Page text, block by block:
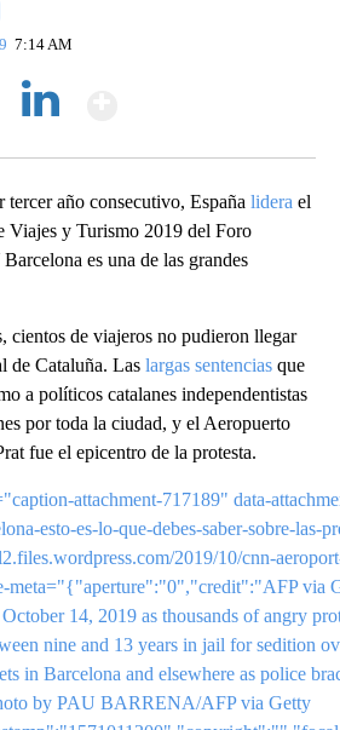
7:14 AM
tercer año consecutivo, España lidera el
Viajes y Turismo 2019 del Foro
es una de las grandes
cientos de viajeros no pudieron llegar
Cataluña. Las largas sentencias que
a políticos catalanes independentistas
por toda la ciudad, y el Aeropuerto
fue el epicentro de la protesta.
attachment-717189" data-
esto-es-lo-que-debes-saber-sobre-
2019/10/cnn-
meta="{"aperture":"0","credit":"AFP via
14, 2019 as thousands of angry
nine and 13 years in jail for sedition
in Barcelona and elsewhere as police
by PAU BARRENA/AFP via Getty